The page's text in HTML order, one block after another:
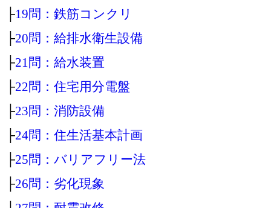
├19問：鉄筋コンクリ
├20問：給排水衛生設備
├21問：給水装置
├22問：住宅用分電盤
├23問：消防設備
├24問：住生活基本計画
├25問：バリアフリー法
├26問：劣化現象